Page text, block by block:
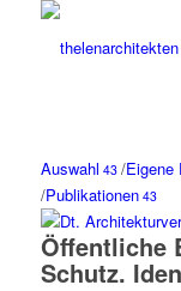
Auswahl 43 /Eigene
/Publikationen43
Öffentliche
Schutz.